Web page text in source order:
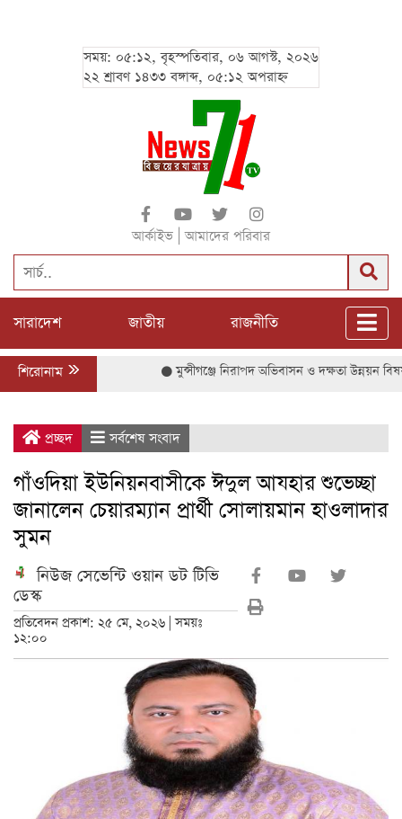
সময়: ০৫:১২, বৃহস্পতিবার, ০৬ আগস্ট, ২০২৬
২২ শ্রাবণ ১৪৩৩ বঙ্গাব্দ, ০৫:১২ অপরাহ্ন
আর্কাইভ আমাদের পরিবার
সারাদেশ জাতীয় রাজনীতি
শিরোনাম মুন্সীগঞ্জে নিরাপদ অভিবাসন ও দক্ষতা উন্নয়ন বিষয়ক
প্রচ্ছদ সর্বশেষ সংবাদ
গাঁওদিয়া ইউনিয়নবাসীকে ঈদুল আযহার শুভেচ্ছা
জানালেন চেয়ারম্যান প্রার্থী সোলায়মান হাওলাদার
সুমন
নিউজ সেভেন্টি ওয়ান ডট টিভি
ডেস্ক
প্রতিবেদন প্রকাশ: ২৫ মে, ২০২৬ | সময়ঃ
১২:০০